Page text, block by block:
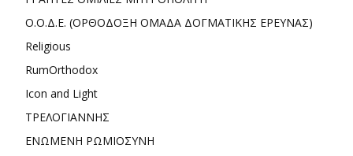
Ο.Ο.Δ.Ε. (ΟΡΘΟΔΟΞΗ ΟΜΑΔΑ ΔΟΓΜΑΤΙΚΗΣ ΕΡΕΥΝΑΣ)
Religious
RumOrthodox
Icon and Light
ΤΡΕΛΟΓΙΑΝΝΗΣ
ΕΝΩΜΕΝΗ ΡΩΜΙΟΣΥΝΗ